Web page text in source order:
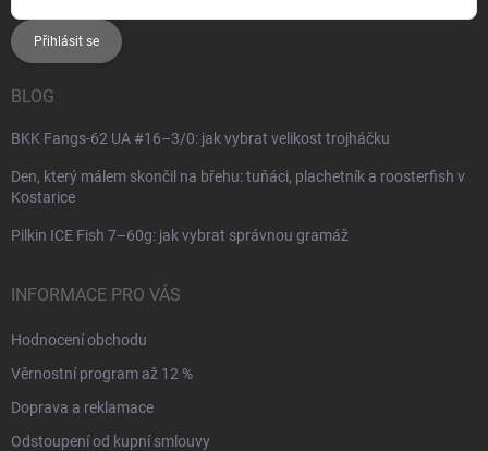
Přihlásit se
BLOG
BKK Fangs-62 UA #16–3/0: jak vybrat velikost trojháčku
Den, který málem skončil na břehu: tuňáci, plachetník a roosterfish v
Kostarice
Pilkin ICE Fish 7–60g: jak vybrat správnou gramáž
INFORMACE PRO VÁS
Hodnocení obchodu
Věrnostní program až 12 %
Doprava a reklamace
Odstoupení od kupní smlouvy